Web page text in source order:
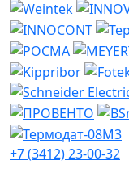
+7 (3412) 23-00-32